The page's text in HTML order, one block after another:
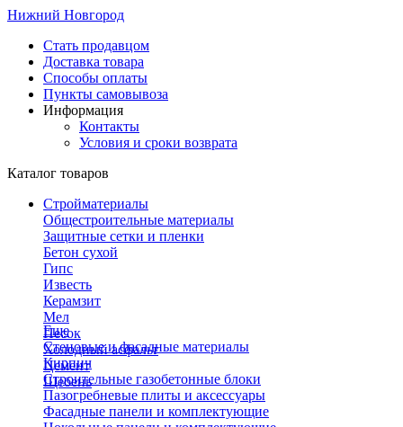
Нижний Новгород
Стать продавцом
Доставка товара
Способы оплаты
Пункты самовывоза
Информация
Контакты
Условия и сроки возврата
Каталог товаров
Стройматериалы
Общестроительные материалы
Защитные сетки и пленки
Бетон сухой
Гипс
Известь
Керамзит
Мел
Песок
Холодный асфальт
Цемент
Щебень
Еще
Стеновые и фасадные материалы
Кирпич
Строительные газобетонные блоки
Пазогребневые плиты и аксессуары
Фасадные панели и комплектующие